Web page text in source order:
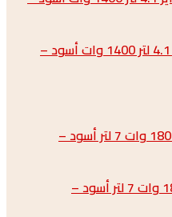
قلاية هوائيه فيليبس ايسينشال اير 4.1 لتر 1400 وات أسود –
قلاية هوائية كينوود بدون زيت 1800 وات 7 لتر أسود –